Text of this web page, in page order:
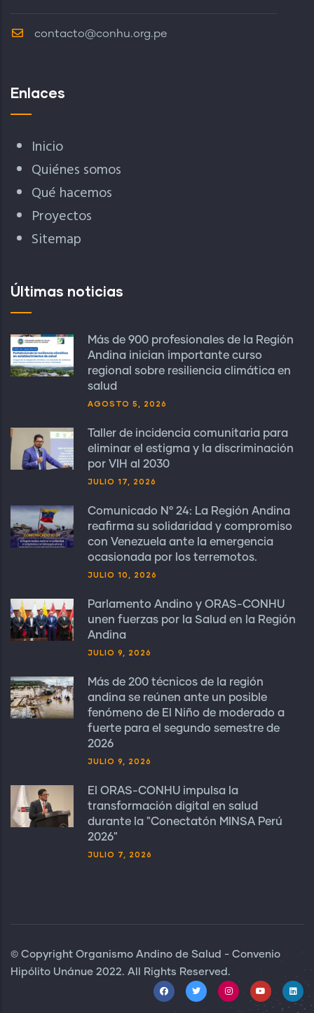
contacto@conhu.org.pe
Enlaces
Inicio
Quiénes somos
Qué hacemos
Proyectos
Sitemap
Últimas noticias
Más de 900 profesionales de la Región
Andina inician importante curso
regional sobre resiliencia climática en
salud
AGOSTO 5, 2026
Taller de incidencia comunitaria para
eliminar el estigma y la discriminación
por VIH al 2030
JULIO 17, 2026
Comunicado N° 24: La Región Andina
reafirma su solidaridad y compromiso
con Venezuela ante la emergencia
ocasionada por los terremotos.
JULIO 10, 2026
Parlamento Andino y ORAS-CONHU
unen fuerzas por la Salud en la Región
Andina
JULIO 9, 2026
Más de 200 técnicos de la región
andina se reúnen ante un posible
fenómeno de El Niño de moderado a
fuerte para el segundo semestre de
2026
JULIO 9, 2026
El ORAS-CONHU impulsa la
transformación digital en salud
durante la "Conectatón MINSA Perú
2026"
JULIO 7, 2026
© Copyright Organismo Andino de Salud - Convenio
Hipólito Unánue 2022. All Rights Reserved.